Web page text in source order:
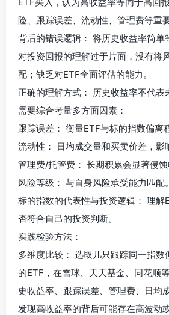
险、跟踪误差、流动性、管理费等重要
背后的错误逻辑： 将历史收益率简单
对投资回报的理解过于片面，没有将
配；缺乏对ETF全面评估的能力。
正确的理解方式： 历史收益率不代表
需要综合考量多方面因素：
跟踪误差： 衡量ETF与标的指数偏离
流动性： 日均成交量和买卖价差，影
管理费/托管费： 长期积累会显著侵蚀
风险等级： 与自身风险承受能力匹配。
标的指数的代表性与投资逻辑： 理解
否符合自己的投资判断。
实践检验方法：
多维度比较： 选取几只跟踪同一指数
的ETF，在雪球、天天基金、同花顺
史收益率、跟踪误差、管理费、日均
发现高收益率的背后可能存在高波动